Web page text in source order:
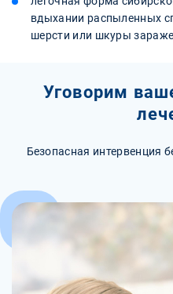
вдыхании распыленных
шерсти или шкуры
Уговорим
Безопасная интервенция